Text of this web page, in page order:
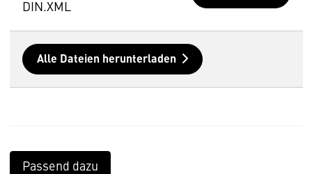
DIN.XML
Alle Dateien herunterladen
Passend dazu